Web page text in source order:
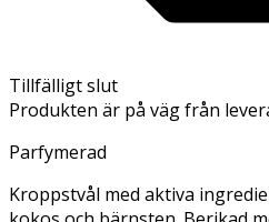
Tillfälligt slut
Produkten är på väg från
Parfymerad
Kroppstvål med aktiva